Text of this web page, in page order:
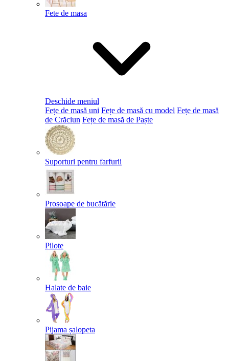
Fete de masa
Deschide meniul
Fețe de masă uni Fețe de masă cu model Fețe de masă
de Crăciun Fețe de masă de Paște​
Suporturi pentru farfurii
Prosoape de bucătărie
Pilote
Halate de baie
Pijama șalopeta